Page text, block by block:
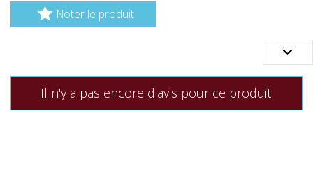
 Noter le produit

Il n'y a pas encore d'avis pour ce produit.